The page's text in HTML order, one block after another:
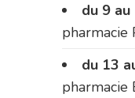
du 9
pharmacie
du 13
pharmacie